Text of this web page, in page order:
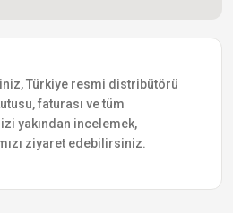
Türkiye resmi distribütörü
faturası ve tüm
yakından incelemek,
ziyaret edebilirsiniz.